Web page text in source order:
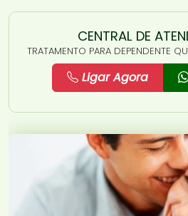
CENTRAL DE
TRATAMENTO PARA DEPENDENTE
Ligar Agora